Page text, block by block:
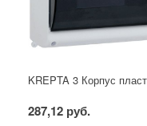
287,12 руб.